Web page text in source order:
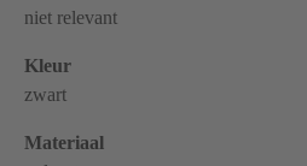
niet relevant
Kleur
zwart
Materiaal